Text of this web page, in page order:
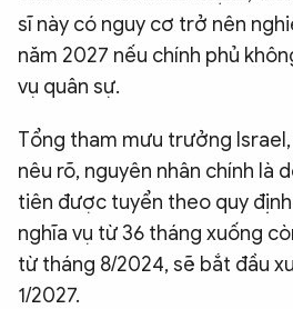
VĂN HÓA - THỂ THAO
BẠN ĐỌC & CAND
ĐA PHƯƠNG TIỆN
eMagazine
Infographic
sĩ này có nguy cơ trở nên
năm 2027 nếu chính phủ
vụ quân sự.
Tổng tham mưu trưởng
nêu rõ, nguyên nhân chính là
tiên được tuyển theo quy
nghĩa vụ từ 36 tháng xuống
từ tháng 8/2024, sẽ bắt đầu
1/2027.